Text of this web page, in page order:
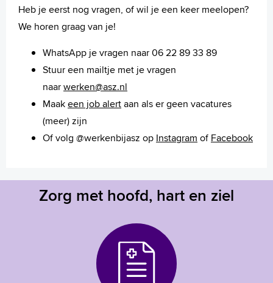
Heb je eerst nog vragen, of wil je een keer meelopen?
We horen graag van je!
WhatsApp je vragen naar 06 22 89 33 89
Stuur een mailtje met je vragen
naarwerken@asz.nl
Maakeen job alertaan als er geen vacatures
(meer) zijn
Of volg @werkenbijasz op Instagram of Facebook
Zorg met hoofd, hart en ziel